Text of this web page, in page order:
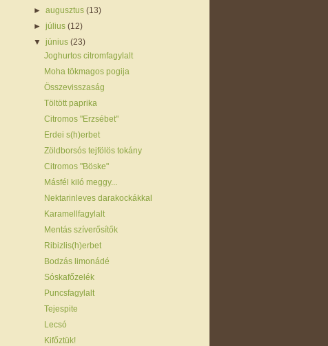
►augusztus(13)
►július(12)
▼június(23)
Joghurtos citromfagylalt
Moha tökmagos pogija
Összevisszaság
Töltött paprika
Citromos "Erzsébet"
Erdei s(h)erbet
Zöldborsós tejfölös tokány
Citromos "Böske"
Másfél kiló meggy...
Nektarinleves darakockákkal
Karamellfagylalt
Mentás szíverősítők
Ribizlis(h)erbet
Bodzás limonádé
Sóskafőzelék
Puncsfagylalt
Tejespite
Lecsó
Kifőztük!